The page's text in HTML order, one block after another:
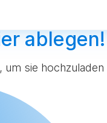
ablegen!
um sie hochzuladen